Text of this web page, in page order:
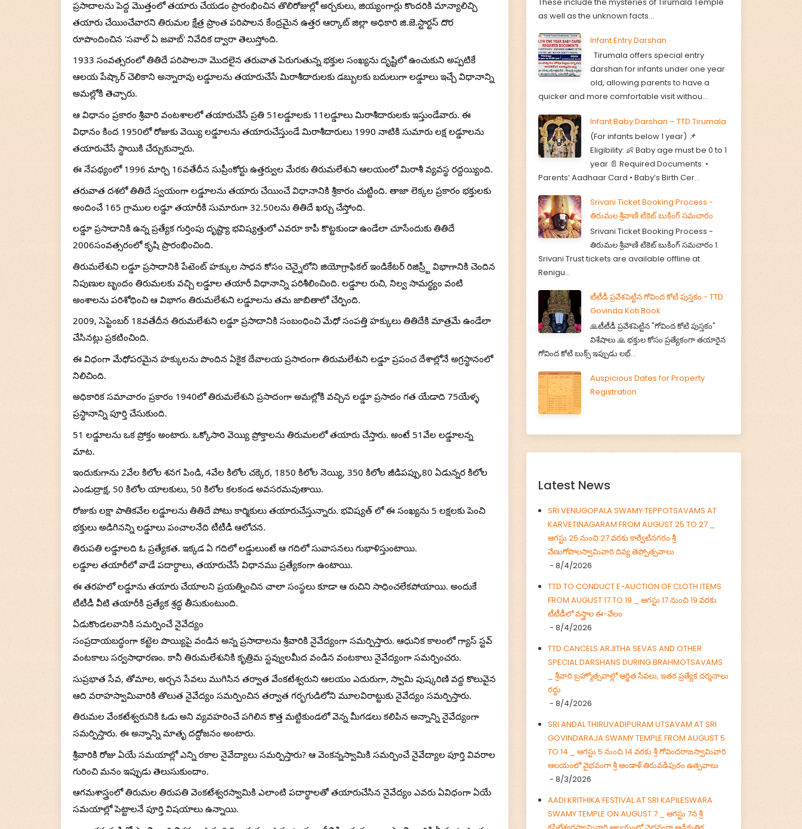
ప్రసాదాలను పెద్ద మొత్తంలో తయారు చేయడం ప్రారంభించిన తొలిరోజుల్లో అర్చకులు, జియ్యంగార్లు కొందరికి మాన్యాలిచ్చి
తయారు చేయించేవారని తిరుమల క్షేత్ర ప్రాంత పరిపాలన కేంద్రమైన ఉత్తర ఆర్కాట్ జిల్లా అధికారి జి.జె.స్టార్టస్ దొర
రూపొందించిన 'సవాల్ ఏ జవాబ్' నివేదిక ద్వారా తెలుస్తోంది.
1933 సంవత్సరంలో తితిదే పరిపాలనా మొదలైన తరువాత పెరుగుతున్న భక్తుల సంఖ్యను దృష్టిలో ఉంచుకుని అప్పటికే
ఆలయ పేష్కార్ చెలికాని అన్నారావు లడ్డూలను తయారుచేసే మిరాశీదారులకు డబ్బులకు బదులుగా లడ్డూలు ఇచ్చే విధానాన్ని
అమల్లోకి తెచ్చారు.
ఆ విధానం ప్రకారం శ్రీవారి వంటశాలలో తయారుచేసే ప్రతి 51లడ్డూలకు 11లడ్డూలు మిరాశీదారులకు ఇస్తుండేవారు. ఈ
విధానం కింద 1950లో రోజుకు వెయ్యి లడ్డూలను తయారుచేస్తుండే మిరాశీదారులు 1990 నాటికి సుమారు లక్ష లడ్డూలను
తయారుచేసే స్థాయికి చేర్చుకున్నారు.
ఈ నేపథ్యంలో 1996 మార్చి 16వతేదీన సుప్రీంకోర్టు ఉత్తర్వుల మేరకు తిరుమలేశుని ఆలయంలో మిరాశీ వ్యవస్థ రద్దయ్యింది.
తరువాత దశలో తితిదే స్వయంగా లడ్డూలను తయారు చేయించే విధానానికి శ్రీకారం చుట్టింది. తాజా లెక్కల ప్రకారం భక్తులకు
అందించే 165 గ్రాముల లడ్డూ తయారీకి సుమారుగా 32.50లను తితిదే ఖర్చు చేస్తోంది.
లడ్డూ ప్రసాదానికి ఉన్న ప్రత్యేక గుర్తింపు దృష్ట్యా భవిష్యత్తులో ఎవరూ కాపీ కొట్టకుండా ఉండేలా చూసేందుకు తితిదే
2006సంవత్సరంలో కృషి ప్రారంభించింది.
తిరుమలేశుని లడ్డూ ప్రసాదానికి పేటెంట్ హక్కుల సాధన కోసం చెన్నైలోని జియోగ్రాఫికల్ ఇండికేటర్ రిజిస్ర్టీ విభాగానికి చెందిన
నిపుణుల బృందం తిరుమలకు వచ్చి లడ్డూల తయారీ విధానాన్ని పరిశీలించింది. లడ్డూల రుచి, నిల్వ సామర్థ్యం వంటి
అంశాలను పరిశోధించి ఆ విభాగం తిరుమలేశుని లడ్డూలను తమ జాబితాలో చేర్పింది.
2009, సెప్టెంబర్ 18వతేదీన తిరుమలేశుని లడ్డూ ప్రసాదానికి సంబంధించి మేధో సంపత్తి హక్కులు తితిదేకి మాత్రమే ఉండేలా
చేసినట్లు ప్రకటించింది.
ఈ విధంగా మేధోపరమైన హక్కులను పొందిన ఏకైక దేవాలయ ప్రసాదంగా తిరుమలేశుని లడ్డూ ప్రపంచ దేశాల్లోనే అగ్రస్థానంలో
నిలిచింది.
అధికారిక సమాచారం ప్రకారం 1940లో తిరుమలేశుని ప్రసాదంగా అమల్లోకి వచ్చిన లడ్డూ ప్రసాదం గత యేడాది 75యేళ్ళ
ప్రస్థానాన్ని పూర్తి చేసుకుంది.
51 లడ్డూలను ఒక ప్రోక్తం అంటారు. ఒక్కోసారి వెయ్యి ప్రోక్తాలను తిరుమలలో తయారు చేస్తారు. అంటే 51వేల లడ్డూలన్న
మాట.
ఇందుకుగాను 2వేల కిలోల శనగ పిండి, 4వేల కిలోల చక్కెర, 1850 కిలోల నెయ్యి, 350 కిలోల జీడిపప్పు,80 ఏడున్నర కిలోల
ఎండుద్రాక్ష, 50 కిలోల యాలకులు, 50 కిలోల కలకండ అవసరమవుతాయి.
రోజుకు లక్షా పాతికవేల లడ్డూలను తితిదే పోటు కార్మికులు తయారుచేస్తున్నారు. భవిష్యత్ లో ఈ సంఖ్యను 5 లక్షలకు పెంచి
భక్తులు అడిగినన్ని లడ్డూలు పంచాలనేది టీటీడీ ఆలోచన.
తిరుపతి లడ్డూలది ఓ ప్రత్యేకత. ఇక్కడ ఏ గదిలో లడ్డులుంటే ఆ గదిలో సువాసనలు గుభాళిస్తుంటాయి.
లడ్డూల తయారీలో వాడే పదార్ధాలు, తయారుచేసే విధానము ప్రత్యేకంగా ఉంటాయి.
ఈ తరహలో లడ్డూను తయారు చేయాలని ప్రయత్నించిన చాలా సంస్థలు కూడా ఆ రుచిని సాధించలేకపోయాయి. అందుకే
టీటీడీ వీటి తయారీకి ప్రత్యేక శ్రద్ధ తీసుకుంటుంది.
ఏడుకొండలవానికి సమర్పించే నైవేద్యం
సంప్రదాయబద్ధంగా కట్టెల పొయ్యిపై వండిన అన్న ప్రసాదాలను శ్రీవారికి నైవేద్యంగా సమర్పిస్తారు. ఆధునిక కాలంలో గ్యాస్ స్టవ్
వంటకాలు సర్వసాధారణం. కానీ తిరుమలేశునికి కృత్రిమ స్టవ్వులమీద వండిన వంటకాలు నైవేద్యంగా సమర్పించరు.
సుప్రభాత సేవ, తోమాల, అర్చన సేవలు ముగిసిన తర్వాత వేంకటేశ్వరుని ఆలయం ఎదురుగా, స్వామి పుష్కరిణి వద్ద కొలువైన
ఆది వరాహస్వామివారికి తొలుత నైవేద్యం సమర్పించిన తర్వాత గర్భగుడిలోని మూలవిరాట్టుకు నైవేద్యం సమర్పిస్తారు.
తిరుమల వేంకటేశ్వరునికి ఓడు అని వ్యవహరించే పగిలిన కొత్త మట్టికుండలో వెన్న మీగడలు కలిపిన అన్నాన్ని నైవేద్యంగా
సమర్పిస్తారు. ఈ అన్నాన్ని మాతృ దద్దోజనం అంటారు.
శ్రీవారికి రోజు ఏయే సమయాల్లో ఎన్ని రకాల నైవేద్యాలు సమర్పిస్తారు? ఆ వెంకన్నస్వామికి సమర్పించే నైవేద్యాల పూర్తి వివరాల
గురించి మనం ఇప్పుడు తెలుసుకుందాం.
ఆగమశాస్త్రంలో తిరుమల తిరుపతి వెంకటేశ్వరస్వామికి ఎలాంటి పదార్థాలతో తయారుచేసిన నైవేద్యం ఎవరు ఏవిధంగా ఏయే
సమయాల్లో పెట్టాలనే పూర్తి విషయాలు ఉన్నాయి.
as well as the unknown facts...
Infant Entry Darshan
Tirumala offers special entry
darshan for infants under one year
old, allowing parents to have a
quicker and more comfortable visit withou...
Infant Baby Darshan – TTD Tirumala
(For infants below 1 year) 📌
Eligibility: 👶 Baby age must be 0 to 1
year 📄 Required Documents: •
Parents’ Aadhaar Card • Baby’s Birth Cer...
Srivani Ticket Booking Process -
తిరుమల శ్రీవాణి టికెట్ బుకింగ్ సమచారం
Srivani Ticket Booking Process -
తిరుమల శ్రీవాణి టికెట్ బుకింగ్ సమచారం 1.
Srivani Trust tickets are available offline at
Renigu...
టీటీడీ ప్రవేశపెట్టిన గోవింద కోటి పుస్తకం - TTD
Govinda Koti Book
🙏టీటీడీ ప్రవేశపెట్టిన "గోవింద కోటి పుస్తకం"
విశేషాలు 🙏 భక్తుల కోసం ప్రత్యేకంగా తయారైన
గోవింద కోటి బుక్స్ ఇప్పుడు లభ్...
Auspicious Dates for Property
Registration
Latest News
SRI VENUGOPALA SWAMY TEPPOTSAVAMS AT
KARVETINAGARAM FROM AUGUST 25 TO 27 _
ఆగస్టు 25 నుంచి 27 వరకు కార్వేటినగరం శ్రీ
వేణుగోపాలస్వామివారి దివ్య తెప్పోత్సవాలు
- 8/4/2026
TTD TO CONDUCT E-AUCTION OF CLOTH ITEMS
FROM AUGUST 17 TO 19 _ ఆగస్టు 17 నుంచి 19 వరకు
టీటీడీలో వస్త్రాల ఈ-వేలం
- 8/4/2026
TTD CANCELS ARJITHA SEVAS AND OTHER
SPECIAL DARSHANS DURING BRAHMOTSAVAMS
_ శ్రీవారి బ్రహ్మోత్సవాల్లో ఆర్జిత సేవలు, ఇతర ప్రత్యేక దర్శనాలు
రద్దు
- 8/4/2026
SRI ANDAL THIRUVADIPURAM UTSAVAM AT SRI
GOVINDARAJA SWAMY TEMPLE FROM AUGUST 5
TO 14 _ ఆగస్టు 5 నుంచి 14 వరకు శ్రీ గోవిందరాజస్వామివారి
ఆలయంలో వైభవంగా శ్రీ ఆండాళ్ తిరువడిపురం ఉత్సవాలు
- 8/3/2026
AADI KRITHIKA FESTIVAL AT SRI KAPILESWARA
SWAMY TEMPLE ON AUGUST 7 _ ఆగస్టు 7న శ్రీ
!! Om Namo Venkatesaya !! Thanks for your support